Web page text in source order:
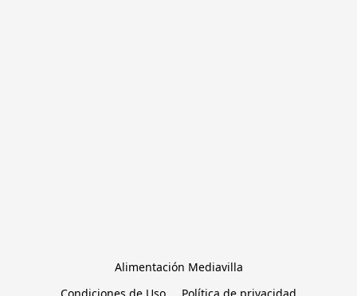
Alimentación Mediavilla